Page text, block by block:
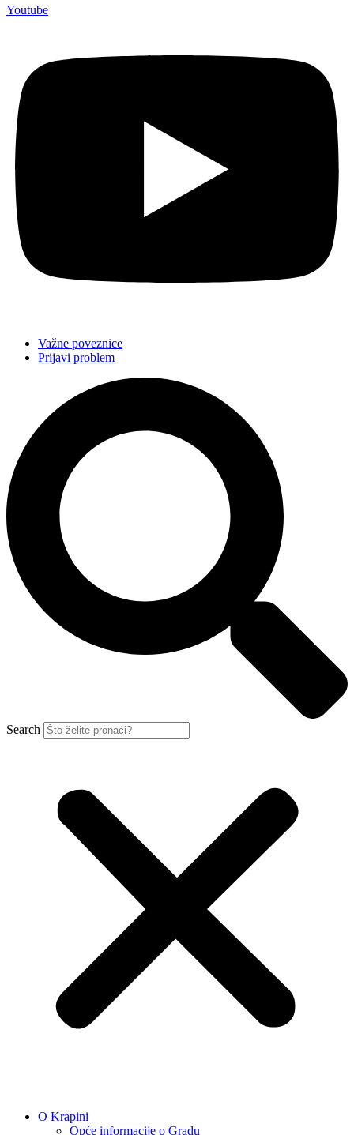
Youtube
Važne poveznice
Prijavi problem
Search
O Krapini
Opće informacije o Gradu